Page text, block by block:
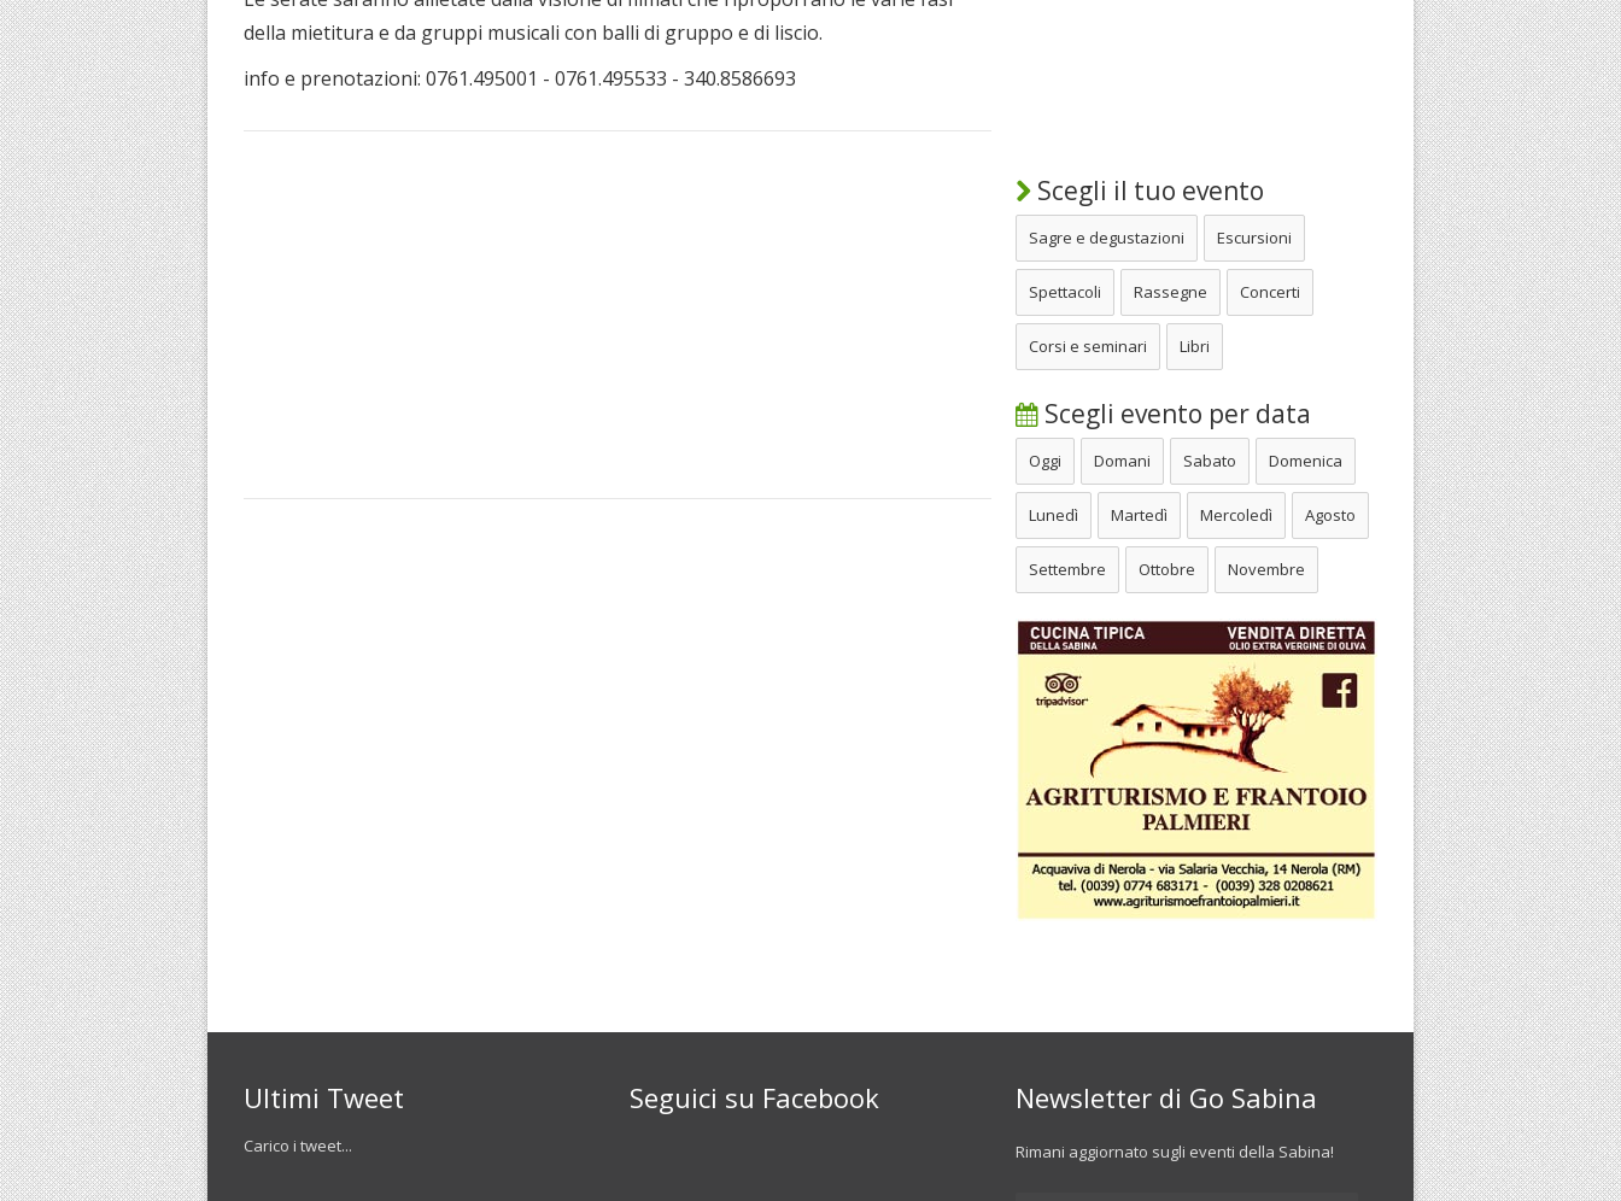
della mietitura e da gruppi musicali con balli di gruppo e di liscio.
info e prenotazioni: 0761.495001 - 0761.495533 - 340.8586693
Scegli il tuo evento
Sagre e degustazioni Escursioni
Spettacoli Rassegne Concerti
Corsi e seminari Libri
Scegli evento per data
Oggi Domani Sabato Domenica
Lunedì Martedì Mercoledì Agosto
Settembre Ottobre Novembre
Ultimi Tweet
Carico i tweet...
Seguici su Facebook Newsletter di Go Sabina
Rimani aggiornato sugli eventi della Sabina!